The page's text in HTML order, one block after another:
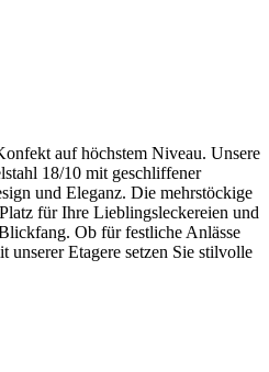
auf höchstem Niveau. Unsere
18/10 mit geschliffener
und Eleganz. Die mehrstöckige
für Ihre Lieblingsleckereien und
Ob für festliche Anlässe
unserer Etagere setzen Sie stilvolle